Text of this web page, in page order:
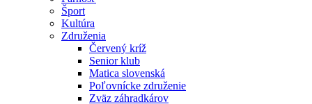
Šport
Kultúra
Združenia
Červený kríž
Senior klub
Matica slovenská
Poľovnícke združenie
Zväz záhradkárov